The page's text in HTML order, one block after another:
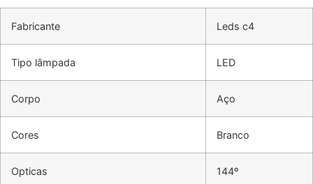
Fabricante Leds c4
Tipo lâmpada LED
Corpo Aço
Cores Branco
Opticas 144º